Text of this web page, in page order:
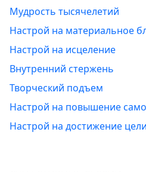
Мудрость тысячелетий
Настрой на материальное
Настрой на исцеление
Внутренний стержень
Творческий подъем
Настрой на повышение
Настрой на достижение цели